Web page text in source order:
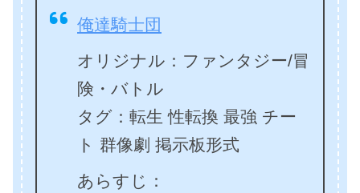
俺達騎士団
オリジナル：ファンタジー/冒
険・バトル
タグ：転生 性転換 最強 チー
ト 群像劇 掲示板形式
あらすじ：